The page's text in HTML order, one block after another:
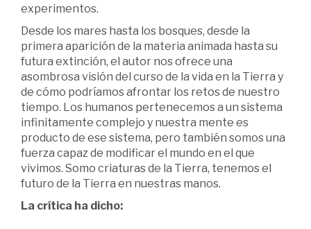
experimentos.
Desde los mares hasta los bosques, desde la
primera aparición de la materia animada hasta su
futura extinción, el autor nos ofrece una
asombrosa visión del curso de la vida en la Tierra y
de cómo podríamos afrontar los retos de nuestro
tiempo. Los humanos pertenecemos a un sistema
infinitamente complejo y nuestra mente es
producto de ese sistema, pero también somos una
fuerza capaz de modificar el mundo en el que
vivimos. Somo criaturas de la Tierra, tenemos el
futuro de la Tierra en nuestras manos.
La crítica ha dicho: